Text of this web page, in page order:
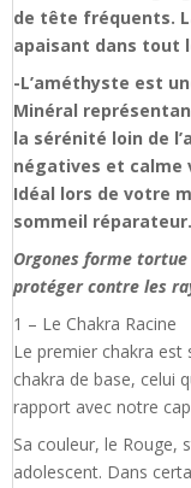
de tête fréquents.
apaisant dans tout
-L’améthyste est
Minéral
la sérénité loin de
négatives et calme
Idéal lors de votre
sommeil réparateur.
Orgones forme
protéger contre les
1 – Le Chakra Racine
Le premier chakra est
chakra de base, celui
rapport avec notre
Sa couleur, le Rouge,
adolescent. Dans